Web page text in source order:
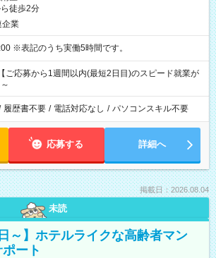
徒歩2分
企業
10:00～15:00 ※表記のうち実働5時間です。
ご応募から1週間以内(最短2日目)のスピード就業が
履歴書不要 / 電話対応なし / パソコンスキル不要
応募する 詳細へ
掲載日：2026.08.04
未読
～】ホテルライクな高齢者マン
ート